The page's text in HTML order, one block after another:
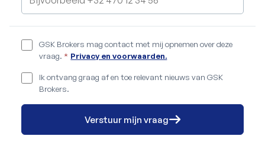
GSK Brokers mag contact met mij opnemen over deze
vraag.* Privacy en voorwaarden.
Ik ontvang graag af en toe relevant nieuws van GSK
Brokers.
Verstuur mijn vraag